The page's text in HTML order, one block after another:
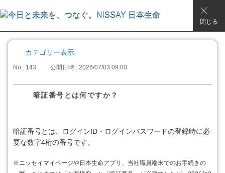
閉じる
カテゴリー表示
No : 143 公開日時 : 2026/07/03 09:00
暗証番号とは何ですか？
暗証番号とは、ログインID・ログインパスワードの登録時に必
要な数字4桁の番号です。
※ニッセイマイページや日本生命アプリ、当社職員端末でのお手続きの